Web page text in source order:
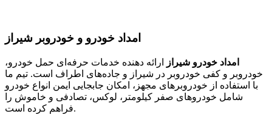
امداد خودرو و خودروبر شیراز
امداد خودرو شیراز
ارائه دهنده خدمات حرفه‌ای حمل خودرو،
خودروبر و کفی خودروبر در شیراز و جاده‌های اطراف است. تیم ما
با استفاده از خودروبرهای مجهز، امکان جابجایی ایمن انواع خودرو
شامل خودروهای صفر کیلومتر، لوکس، تصادفی و خاموش را
فراهم کرده است.